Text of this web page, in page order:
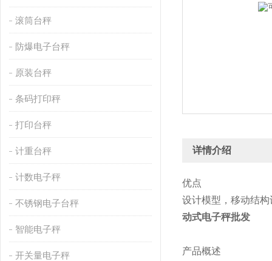
滚筒台秤
防爆电子台秤
原装台秤
条码打印秤
打印台秤
计重台秤
计数电子秤
不锈钢电子台秤
智能电子秤
开关量电子秤
详情介绍
优点
设计模型，移动结
动式电子秤批发
产品概述